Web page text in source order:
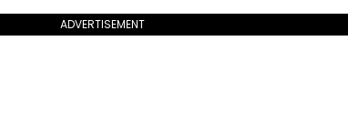
ADVERTISEMENT